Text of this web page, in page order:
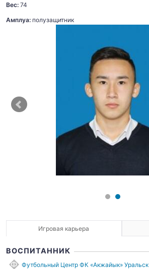
Вес: 74
Амплуа: полузащитник
Игровая карьера
ВОСПИТАННИК
Футбольный Центр ФК «Акжайык» Уральск